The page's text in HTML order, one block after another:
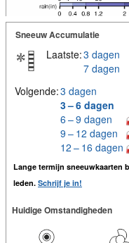
Sneeuw Accumulatie
Laatste:3 dagen
7 dagen
Volgende:3 dagen
3 – 6 dagen
6 – 9 dagen
9 – 12 dagen
12 – 16 dagen
Lange termijn sneeuwkaarten
leden. Schrijf je in!
Huidige Omstandigheden